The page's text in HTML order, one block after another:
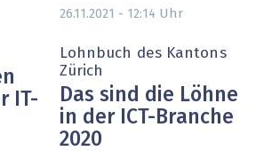
26.11.2021 - 12:14 Uhr
IT-
Lohnbuch des Kantons
Zürich
Das sind die Löhne
in der ICT-Branche
2020